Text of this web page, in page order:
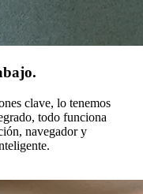
clave, lo tenemos
todo funciona
navegador y